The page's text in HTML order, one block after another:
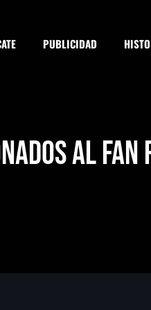
PUBLICIDAD
al Fan